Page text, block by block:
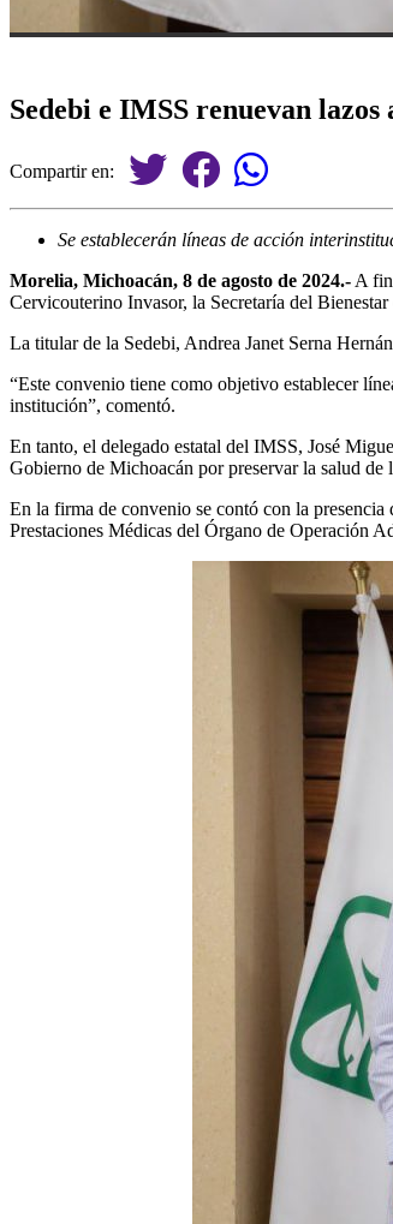
Sedebi e IMSS renuevan
Compartir en:
Se establecerán líneas de acción
Morelia, Michoacán, 8 de agosto de 2024.- A
Cervicouterino Invasor, la Secretaría del
La titular de la Sedebi, Andrea Janet Serna
“Este convenio tiene como objetivo establecer
institución”, comentó.
En tanto, el delegado estatal del IMSS, José
Gobierno de Michoacán por preservar la salud de
En la firma de convenio se contó con la
Prestaciones Médicas del Órgano de Operación